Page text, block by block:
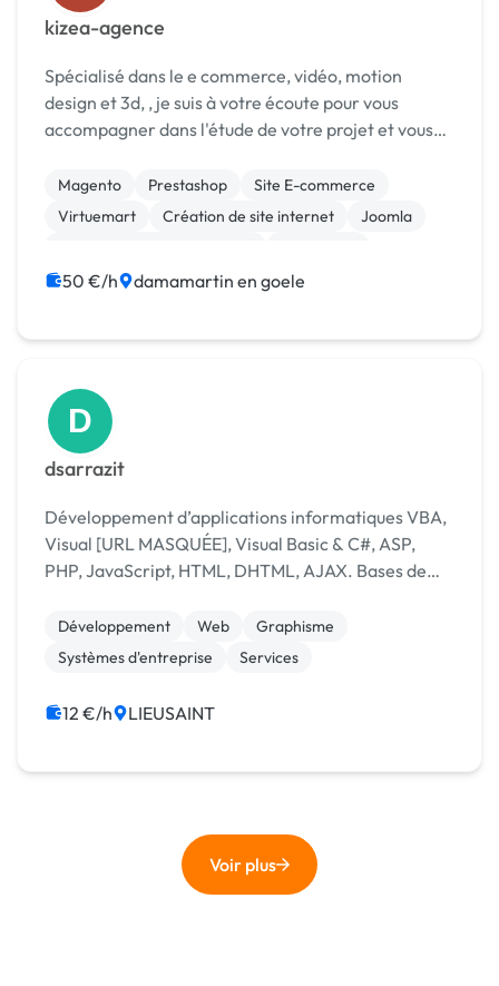
kizea-agence
Spécialisé dans le e commerce, vidéo, motion
design et 3d, , je suis à votre écoute pour vous
accompagner dans l'étude de votre projet et vous
administration complète . Passionné par le
graphiste 3d, et le...
Magento Prestashop
Site E-commerce
Virtuemart
Création de site internet
Joomla
Audio, Video, Multimedia
50 €/h damamartin en goele
D
dsarrazit
Développement d’applications informatiques VBA,
Visual [URL MASQUÉE], Visual Basic & C#, ASP,
PHP, JavaScript, HTML, DHTML, AJAX. Bases de
management studio, Power AMC. Méthodologies
Merise et UML… ...
Développement Web
Graphisme
Systèmes d'entreprise
Services
12 €/h LIEUSAINT
Voir plus